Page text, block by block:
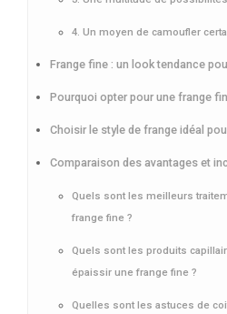
4. Un moyen de camoufler
Frange fine : un look tendance
Pourquoi opter pour une frange
Choisir le style de frange idéal
Comparaison des avantages et
Quels sont les meilleurs
frange fine ?
Quels sont les produits
épaissir une frange fine ?
Quelles sont les astuces de